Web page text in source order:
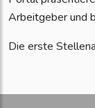
Arbeitgeber und
Die erste